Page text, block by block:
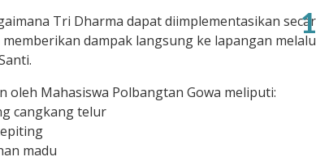
Tri Dharma dapat diimplementasikan
dampak langsung ke lapangan
Mahasiswa Polbangtan Gowa meliputi:
cangkang telur
madu